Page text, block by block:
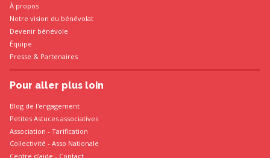
À propos
Notre vision du bénévolat
Devenir bénévole
Équipe
Presse & Partenaires
Pour aller plus loin
Blog de l'engagement
Petites Astuces associatives
Association - Tarification
Collectivité - Asso Nationale
Centre d'aide - Contact